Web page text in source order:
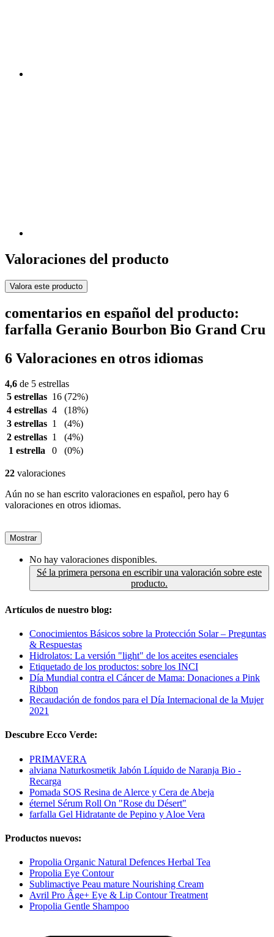
Valoraciones del producto
Valora este producto
comentarios en español del producto:
farfalla Geranio Bourbon Bio Grand Cru
6 Valoraciones en otros idiomas
4,6 de 5 estrellas
5 estrellas 16 (72%)
4 estrellas 4
(18%)
3 estrellas 1
(4%)
2 estrellas 1
(4%)
1 estrella
0 (0%)
22 valoraciones
Aún no se han escrito valoraciones en español, pero hay 6
valoraciones en otros idiomas.
Mostrar
No hay valoraciones disponibles.
Sé la primera persona en escribir una valoración sobre este
producto.
Artículos de nuestro blog:
Conocimientos Básicos sobre la Protección Solar – Preguntas
& Respuestas
Hidrolatos: La versión "light" de los aceites esenciales
Etiquetado de los productos: sobre los INCI
Día Mundial contra el Cáncer de Mama: Donaciones a Pink
Ribbon
Recaudación de fondos para el Día Internacional de la Mujer
2021
Descubre Ecco Verde:
PRIMAVERA
alviana Naturkosmetik Jabón Líquido de Naranja Bio -
Recarga
Pomada SOS Resina de Alerce y Cera de Abeja
éternel Sérum Roll On "Rose du Désert"
farfalla Gel Hidratante de Pepino y Aloe Vera
Productos nuevos:
Propolia Organic Natural Defences Herbal Tea
Propolia Eye Contour
Sublimactive Peau mature Nourishing Cream
Avril Pro Âge+ Eye & Lip Contour Treatment
Propolia Gentle Shampoo